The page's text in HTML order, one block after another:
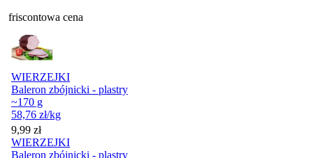
friscontowa cena
WIERZEJKI
Baleron zbójnicki - plastry
~170 g
58,76 zł/kg
Cena
9,99 zł
WIERZEJKI
Baleron zbójnicki - plastry